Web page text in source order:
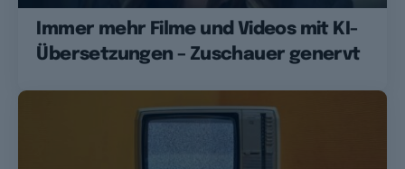
Immer mehr Filme und Videos mit KI-
Übersetzungen – Zuschauer genervt